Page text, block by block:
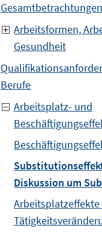
Arbeitsformen,
Gesundheit
Berufe
Arbeitsplatz- und
Diskussion um
Arbeitsplatzeffekte